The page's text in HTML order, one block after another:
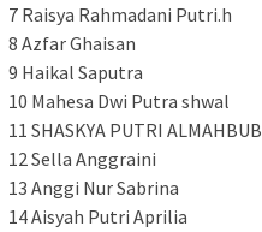
7 Raisya Rahmadani Putri.h
8 Azfar Ghaisan
9 Haikal Saputra
10 Mahesa Dwi Putra shwal
11 SHASKYA PUTRI ALMAHBUB
12 Sella Anggraini
13 Anggi Nur Sabrina
14 Aisyah Putri Aprilia